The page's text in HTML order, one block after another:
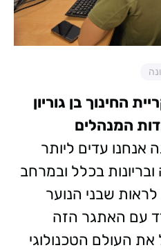
החינוך בן גוריון
המנהלים
אנחנו עדים ליותר
בכלל ובמרחב
שבני הנוער
עם האתגר הזה
את העולם הטכנולוגי